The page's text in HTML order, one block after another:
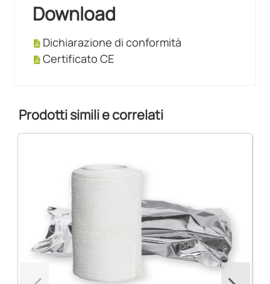
Download
Dichiarazione di conformità
Certificato CE
Prodotti simili e correlati